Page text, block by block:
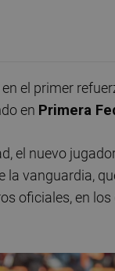
el primer
en Primera
el nuevo
la vanguardia,
oficiales, en